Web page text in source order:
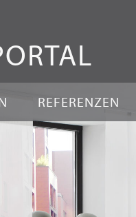
springen
REFERENZEN